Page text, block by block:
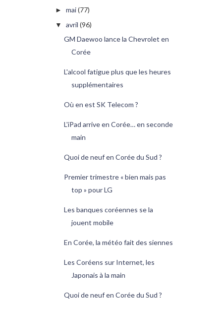
► mai(77)
▼ avril (96)
GM Daewoo lance la Chevrolet en
Corée
L'alcool fatigue plus que les heures
supplémentaires
Où en est SK Telecom ?
L'iPad arrive en Corée… en seconde
main
Quoi de neuf en Corée du Sud ?
Premier trimestre « bien mais pas
top » pour LG
Les banques coréennes se la
jouent mobile
En Corée, la météo fait des siennes
Les Coréens sur Internet, les
Japonais à la main
Quoi de neuf en Corée du Sud ?